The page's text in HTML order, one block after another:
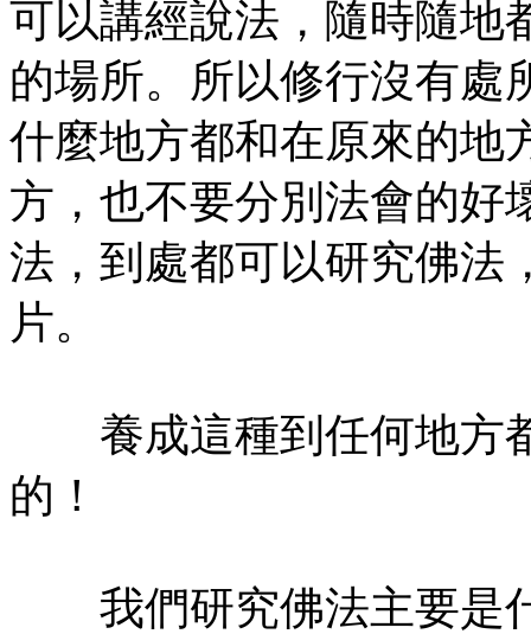
可以講經說法，隨時隨地
的場所。所以修行沒有處
什麼地方都和在原來的地
方，也不要分別法會的好
法，到處都可以研究佛法
片。
養成這種到任何地方
的！
我們研究佛法主要是